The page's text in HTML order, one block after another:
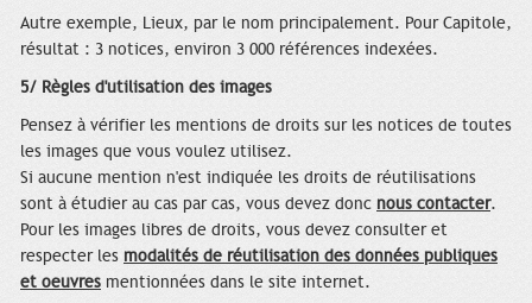
Autre exemple, Lieux, par le nom principalement. Pour Capitole,
résultat : 3 notices, environ 3 000 références indexées.
5/ Règles d'utilisation des images
Pensez à vérifier les mentions de droits sur les notices de toutes
les images que vous voulez utilisez.
Si aucune mention n'est indiquée les droits de réutilisations
sont à étudier au cas par cas, vous devez donc nous contacter.
Pour les images libres de droits, vous devez consulter et
respecter les modalités de réutilisation des données publiques
et oeuvres mentionnées dans le site internet.